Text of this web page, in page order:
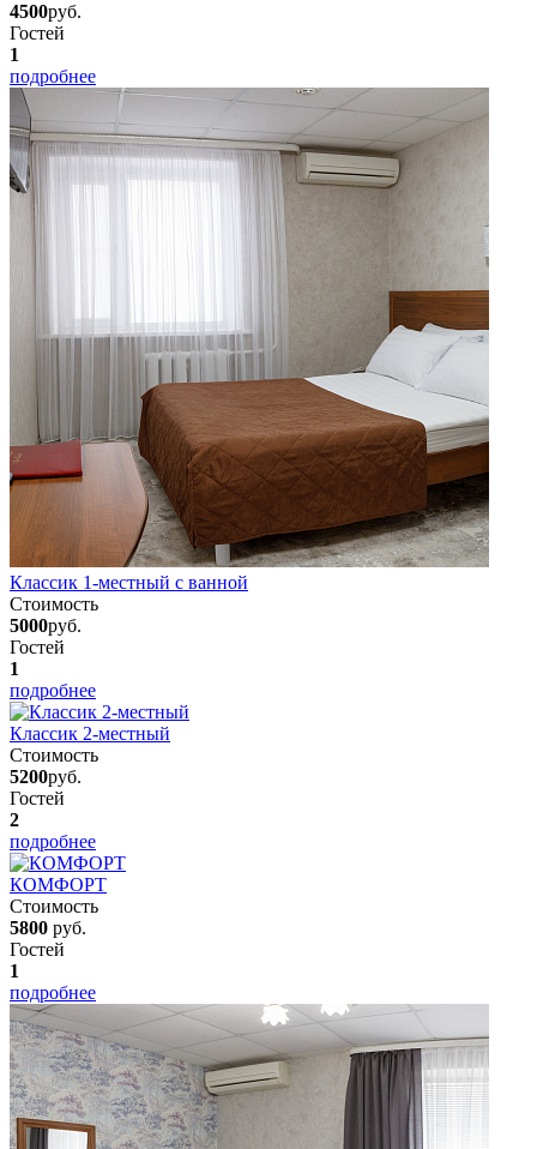
4500руб.
Гостей
1
подробнее
Классик 1-местный с ванной
Стоимость
5000руб.
Гостей
1
подробнее
Классик 2-местный
Стоимость
5200руб.
Гостей
2
подробнее
КОМФОРТ
Стоимость
5800 руб.
Гостей
1
подробнее